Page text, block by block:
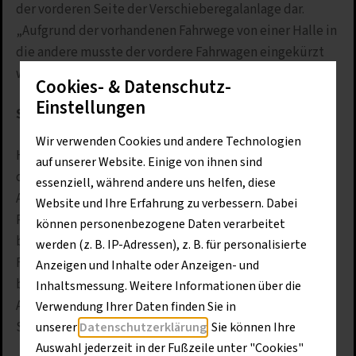
der vorderen Seite der Verschieberegalanlage dar.
„Aufgrund der vorhandenen Fahrwege von einer Halle in
die andere musste der vordere Fahrwagen eingekürzt
werden“, erklärt Daniel Lott von Berger-Dynamics.
Sicherheitskonzept basiert auf Lichtschranken
Hohe Sicherheitsstandards werden allem voran durch
diverse Lichtschranken, die an zentralen Stellen der
Anlage angebracht sind, erreicht. Sie verhindern, dass
Personen vom Regal verletzt oder Gegenstände
beschädigt werden. „Betritt beispielsweise ein
Fußgänger die Regalzeile, während sich das Regal
bewegt, wird die Lichtschranke ausgelöst und die
Anlage sofort gestoppt – ein wichtiger
Sicherheitsaspekt“, sagt Bauriedl.
Cookies- & Datenschutz-
Einstellungen
Wir verwenden Cookies und andere Technologien
auf unserer Website. Einige von ihnen sind
essenziell, während andere uns helfen, diese
Website und Ihre Erfahrung zu verbessern. Dabei
können personenbezogene Daten verarbeitet
werden (z. B. IP-Adressen), z. B. für personalisierte
Anzeigen und Inhalte oder Anzeigen- und
Inhaltsmessung. Weitere Informationen über die
Verwendung Ihrer Daten finden Sie in
unsererDatenschutzerklärung . Sie können Ihre
Auswahl jederzeit in der Fußzeile unter "Cookies"